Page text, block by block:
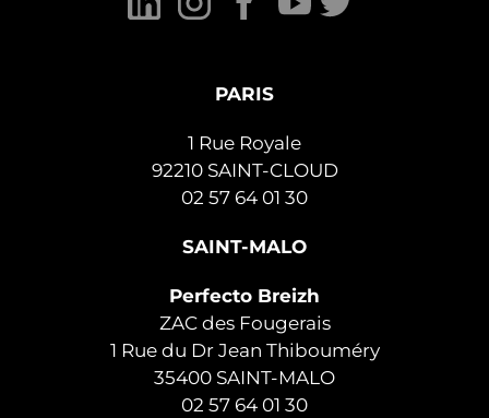
PARIS
1 Rue Royale
92210 SAINT-CLOUD
02 57 64 01 30
SAINT-MALO
Perfecto Breizh
ZAC des Fougerais
1 Rue du Dr Jean Thibouméry
35400 SAINT-MALO
02 57 64 01 30